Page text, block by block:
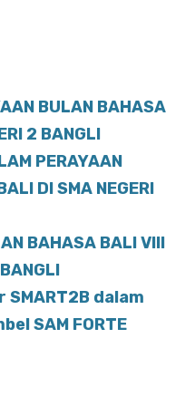
BULAN BAHASA
2 BANGLI
PERAYAAN
DI SMA NEGERI
BAHASA BALI VIII
dalam
SAM FORTE